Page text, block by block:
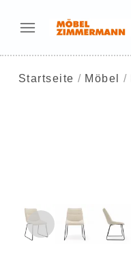
Startseite Möbel